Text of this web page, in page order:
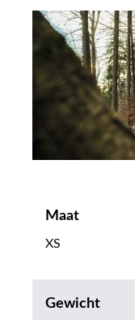
Maat
XS
Gewicht